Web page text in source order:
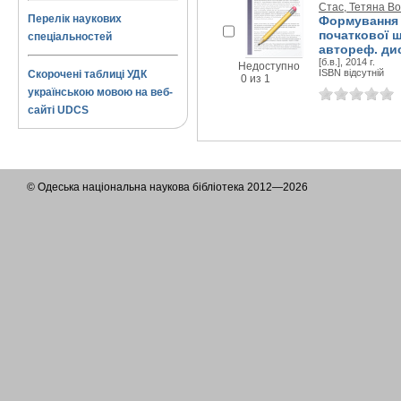
Перелік наукових
спеціальностей
Скорочені таблиці УДК
українською мовою на веб-
сайті UDCS
Недоступно
0 из 1
Стас, Тетяна
Формування
початкової
автореф.
[б.в.], 2014 г.
ISBN відсутній
© Одеська національна наукова бібліотека 2012—2026